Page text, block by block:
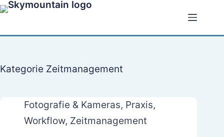
Zum
springen
Kategorie Zeitmanagement
Fotografie & Kameras, Praxis,
Workflow, Zeitmanagement